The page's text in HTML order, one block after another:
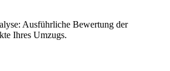
Ausführliche Bewertung der
Ihres Umzugs.